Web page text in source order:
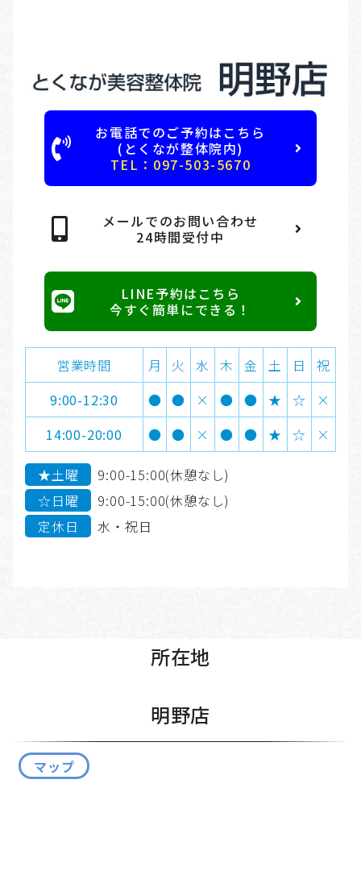
お電話でのご予約はこちら
(とくなが整体院内)
TEL：097-503-5670
メールでのお問い合わせ
24時間受付中
LINE予約はこちら
今すぐ簡単にできる！
営業時間 月 火 水 木 金 土 日
祝
9:00-12:30
● ● × ● ● ★ ☆
×
14:00-20:00
● ● × ● ● ★ ☆ ×
★土曜
9:00-15:00(休憩なし)
☆日曜
9:00-15:00(休憩なし)
定休日
水・祝日
所在地
明野店
マップ